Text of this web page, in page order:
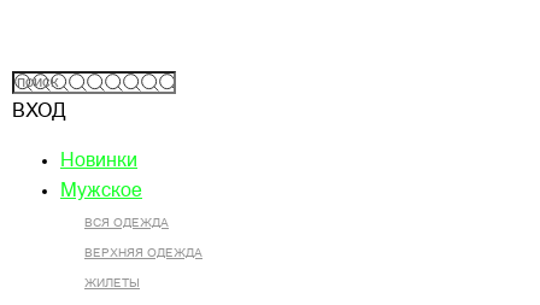
ВХОД
Новинки
Мужское
ВСЯ ОДЕЖДА
ВЕРХНЯЯ ОДЕЖДА
ЖИЛЕТЫ